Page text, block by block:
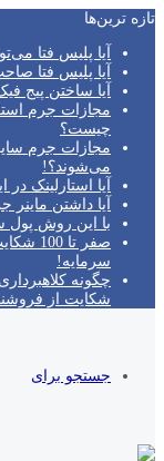
تازه‌ ترین‌ها
آیا پلیس فتا
آیا پلیس فتا
آیا ساختن پیج
مجازات جرم
چیست؟
مجازات جرم
می‌شوند؟!
آیا استارلینک
آیا داشتن
با این روش پول
صفر
سرمایه!
چگونه
شکایت از
جستجو برای